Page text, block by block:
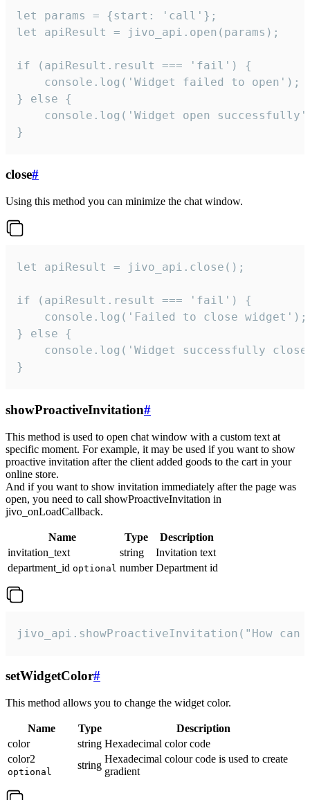
let params = {start: 'call'};
let apiResult = jivo_api.open(params);
if (apiResult.result === 'fail') {
    console.log('Widget failed to open');
} else {
console.log('Widget open
}
close#
Using this method you can minimize the chat window.
let apiResult = jivo_api.close();
if (apiResult.result === 'fail') {
    console.log('Failed to close widget');
} else {
console.log('Widget successfully
}
showProactiveInvitation#
This method is used to open chat window with a custom text at
specific moment. For example, it may be used if you want to show
proactive invitation after the client added goods to the cart in your
online store.
And if you want to show invitation immediately after the page was
open, you need to call showProactiveInvitation in
jivo_onLoadCallback.
Name Type
Description
invitation_text
string
Invitation text
department_id optional number Department id
jivo_api.showProactiveInvitation("How
setWidgetColor#
This method allows you to change the widget color.
Name Type
Description
color
string Hexadecimal color code
color2
optional
string
Hexadecimal colour code is used to create
gradient